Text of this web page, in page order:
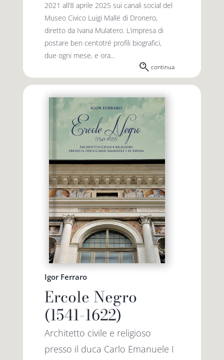
2021 all’8 aprile 2025 sui canali social del
Museo Civico Luigi Mallé di Dronero,
diretto da Ivana Mulatero. L’impresa di
postare ben centotré profili biografici,
due ogni mese, e ora...
continua
Igor Ferraro
Ercole Negro
(1541-1622)
Architetto civile e religioso
presso il duca Carlo Emanuele I